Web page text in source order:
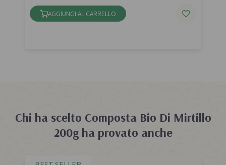
AGGIUNGI AL CARRELLO
Chi ha scelto Composta Bio Di Mirtillo
200gha provato anche